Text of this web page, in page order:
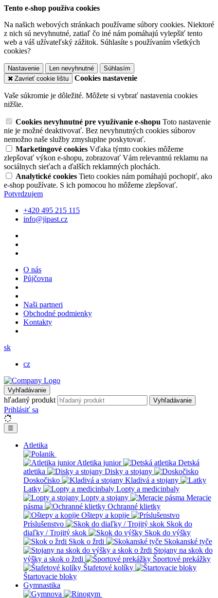
Tento e-shop používa cookies
Na našich webových stránkach používame súbory cookies. Niektoré
z nich sú nevyhnutné, zatiaľ čo iné nám pomáhajú vylepšiť tento
web a váš užívateľský zážitok. Súhlasíte s používaním všetkých
cookies?
Nastavenie Len nevyhnutné
Súhlasím
Zavrieť cookie lištu
Cookies nastavenie
Vaše súkromie je dôležité. Môžete si vybrať nastavenia cookies
nižšie.
Cookies nevyhnutné pre využívanie e-shopu Toto nastavenie
nie je možné deaktivovať. Bez nevyhnutných cookies súborov
nemožno naše služby zmysluplne poskytovať.
Marketingové cookies Vďaka týmto cookies môžeme
zlepšovať výkon e-shopu, zobrazovať Vám relevantnú reklamu na
sociálnych sieťach a ďalších reklamných plochách.
Analytické cookies Tieto cookies nám pomáhajú pochopiť, ako
e-shop používate. S ich pomocou ho môžeme zlepšovať.
Potvrdzujem
+420 495 215 115
info@jipast.cz
O nás
Půjčovna
Naši partneri
Obchodné podmienky
Kontakty
sk
cz
Vyhľadávanie
hľadaný produkt Vyhľadávanie
Prihlásiť sa
☰
Atletika
Atletika junior
Detská
atletika
Disky a stojany
Doskočisko
Kladivá a stojany
Latky
Lopty a medicinbaly
Lopty a stojany
Meracie
pásma
Ochranné klietky
Oštepy a kopije
Príslušenstvo
Skok do
diaľky / Trojitý skok
Skok do výšky
Skok o žrdi
Skokanské tyče
Stojany na skok do
výšky a skok o žrdi
Športové prekážky
Štafetové kolíky
Štartovacie bloky
Gymnastika